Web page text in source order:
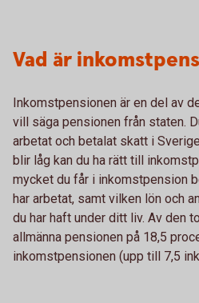
Vad är
Inkomstpensionen är en del av
vill säga pensionen från staten.
arbetat och betalat skatt i
blir låg kan du ha rätt till
mycket du får i inkomstpension
har arbetat, samt vilken lön och
du har haft under ditt liv. Av den
allmänna pensionen på 18,5
inkomstpensionen (upp till 7,5